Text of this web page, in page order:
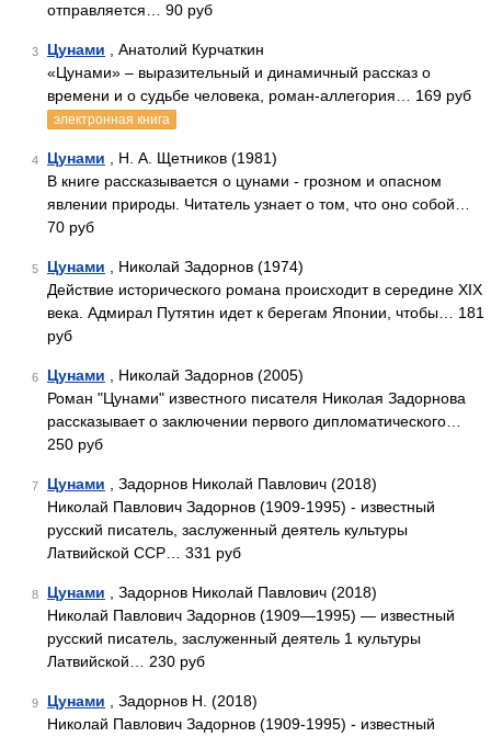
отправляется… 90 руб
3 Цунами , Анатолий Курчаткин
«Цунами» – выразительный и динамичный рассказ о
времени и о судьбе человека, роман-аллегория… 169 руб
электронная книга
4 Цунами , Н. А. Щетников (1981)
В книге рассказывается о цунами - грозном и опасном
явлении природы. Читатель узнает о том, что оно собой…
70 руб
5 Цунами , Николай Задорнов (1974)
Действие исторического романа происходит в середине XIX
века. Адмирал Путятин идет к берегам Японии, чтобы… 181
руб
6 Цунами , Николай Задорнов (2005)
Роман "Цунами" известного писателя Николая Задорнова
рассказывает о заключении первого дипломатического…
250 руб
7 Цунами , Задорнов Николай Павлович (2018)
Николай Павлович Задорнов (1909-1995) - известный
русский писатель, заслуженный деятель культуры
Латвийской ССР… 331 руб
8 Цунами , Задорнов Николай Павлович (2018)
Николай Павлович Задорнов (1909—1995) — известный
русский писатель, заслуженный деятель 1 культуры
Латвийской… 230 руб
9 Цунами , Задорнов Н. (2018)
Николай Павлович Задорнов (1909-1995) - известный